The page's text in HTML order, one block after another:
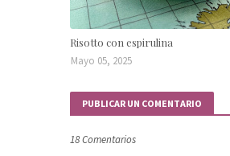
Risotto con espirulina
Mayo 05, 2025
PUBLICAR UN COMENTARIO
18 Comentarios